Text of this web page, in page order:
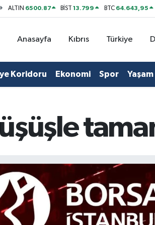
ALTIN 6500.87 BİST13.799 BTC 64.643,95
Anasayfa Kıbrıs Türkiye
Koridoru Ekonomi Spor Yaşam